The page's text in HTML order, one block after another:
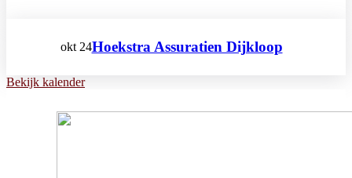
okt 24Hoekstra Assuratien Dijkloop
Bekijk kalender